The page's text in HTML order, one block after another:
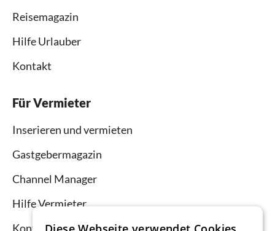
Reisemagazin
Hilfe Urlauber
Kontakt
Für Vermieter
Inserieren und vermieten
Gastgebermagazin
Channel Manager
Hilfe Vermieter
Kontakt